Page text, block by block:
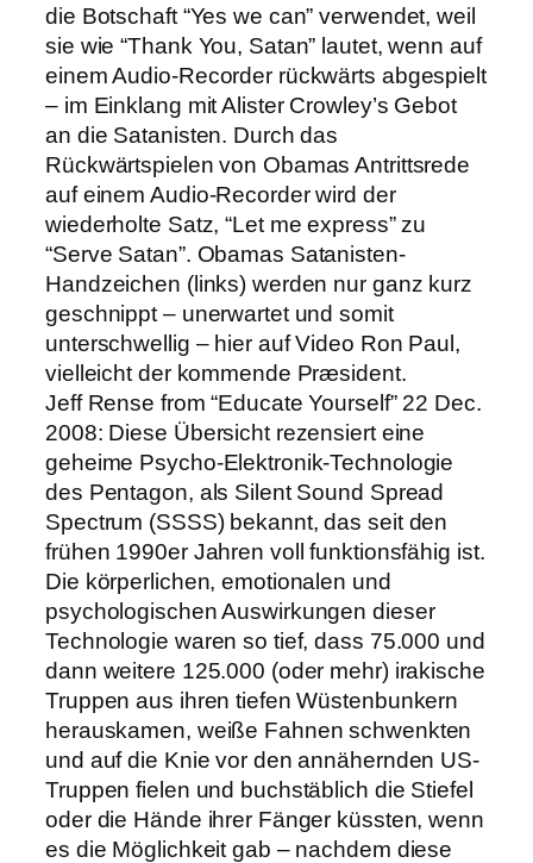
die Botschaft “Yes we can” verwendet, weil
sie wie “Thank You, Satan” lautet, wenn auf
einem Audio-Recorder rückwärts abgespielt
– im Einklang mit Alister Crowley’s Gebot
an die Satanisten. Durch das
Rückwärtspielen von Obamas Antrittsrede
auf einem Audio-Recorder wird der
wiederholte Satz, “Let me express” zu
“Serve Satan”. Obamas Satanisten-
Handzeichen (links) werden nur ganz kurz
geschnippt – unerwartet und somit
unterschwellig – hier auf Video Ron Paul,
vielleicht der kommende Præsident.
Jeff Rense from “Educate Yourself” 22 Dec.
2008: Diese Übersicht rezensiert eine
geheime Psycho-Elektronik-Technologie
des Pentagon, als Silent Sound Spread
Spectrum (SSSS) bekannt, das seit den
frühen 1990er Jahren voll funktionsfähig ist.
Die körperlichen, emotionalen und
psychologischen Auswirkungen dieser
Technologie waren so tief, dass 75.000 und
dann weitere 125.000 (oder mehr) irakische
Truppen aus ihren tiefen Wüstenbunkern
herauskamen, weiße Fahnen schwenkten
und auf die Knie vor den annähernden US-
Truppen fielen und buchstäblich die Stiefel
oder die Hände ihrer Fänger küssten, wenn
es die Möglichkeit gab – nachdem diese